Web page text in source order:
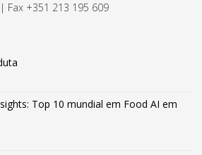
Fax +351 213 195 609
Top 10 mundial em Food AI em